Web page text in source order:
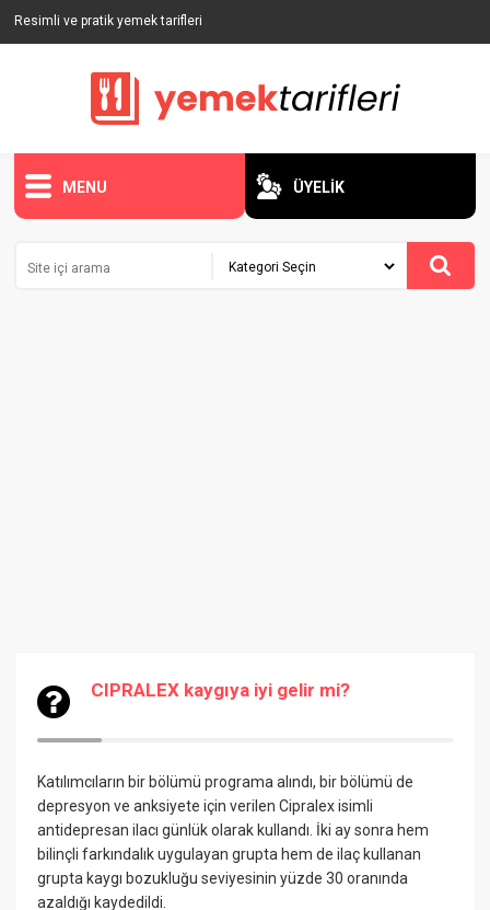
Resimli ve pratik yemek tarifleri
MENU ÜYELİK
CIPRALEX kaygıya iyi gelir mi?
Katılımcıların bir bölümü programa alındı, bir bölümü de
depresyon ve anksiyete için verilen Cipralex isimli
antidepresan ilacı günlük olarak kullandı. İki ay sonra hem
bilinçli farkındalık uygulayan grupta hem de ilaç kullanan
grupta kaygı bozukluğu seviyesinin yüzde 30 oranında
azaldığı kaydedildi.